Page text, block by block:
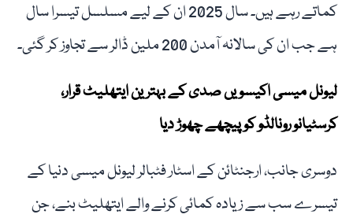
کماتے رہے ہیں۔ سال 2025 ان کے لیے مسلسل تیسرا سال
ہے جب ان کی سالانہ آمدن 200 ملین ڈالر سے تجاوز کر گئی۔
لیونل میسی اکیسویں صدی کے بہترین ایتھلیٹ قرار،
کرسٹیانو رونالڈو کو پیچھے چھوڑ دیا
دوسری جانب، ارجنٹائن کے اسٹار فٹبالر لیونل میسی دنیا کے
تیسرے سب سے زیادہ کمائی کرنے والے ایتھلیٹ بنے، جن